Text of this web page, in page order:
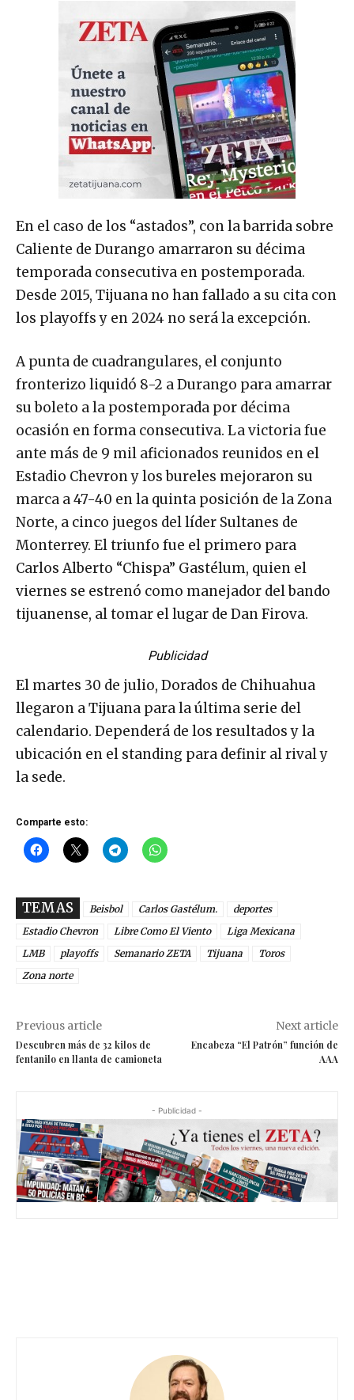
En el caso de los “astados”, con la barrida sobre
Caliente de Durango amarraron su décima
temporada consecutiva en postemporada.
Desde 2015, Tijuana no han fallado a su cita con
los playoffs y en 2024 no será la excepción.
A punta de cuadrangulares, el conjunto
fronterizo liquidó 8-2 a Durango para amarrar
su boleto a la postemporada por décima
ocasión en forma consecutiva. La victoria fue
ante más de 9 mil aficionados reunidos en el
Estadio Chevron y los bureles mejoraron su
marca a 47-40 en la quinta posición de la Zona
Norte, a cinco juegos del líder Sultanes de
Monterrey. El triunfo fue el primero para
Carlos Alberto “Chispa” Gastélum, quien el
viernes se estrenó como manejador del bando
tijuanense, al tomar el lugar de Dan Firova.
Publicidad
El martes 30 de julio, Dorados de Chihuahua
llegaron a Tijuana para la última serie del
calendario. Dependerá de los resultados y la
ubicación en el standing para definir al rival y
la sede.
Comparte esto:
TEMAS Beisbol Carlos Gastélum.
deportes
Estadio Chevron
Libre Como El Viento
Liga Mexicana
LMB
playoffs Semanario ZETA Tijuana
Toros
Zona norte
Previous article
Descubren más de 32 kilos de
fentanilo en llanta de camioneta
Next article
Encabeza “El Patrón” función de
AAA
- Publicidad -